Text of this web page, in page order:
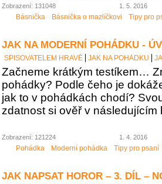
Zobrazení: 131048 1. 5. 2016
Básnička Básnička o mazlíčkovi Tipy pro
JAK NA MODERNÍ POHÁDKU -
SPISOVATELEM HRAVĚ JAK NA POHÁDKU
Začneme krátkým testíkem…
pohádky? Podle čeho je
jak to v pohádkách chodí?
zdatnost si ověř v následujícím
Zobrazení: 121224 1. 4. 2016
Pohádka Moderní pohádka Tipy pro psaní
JAK NAPSAT HOROR – 3. DÍL –